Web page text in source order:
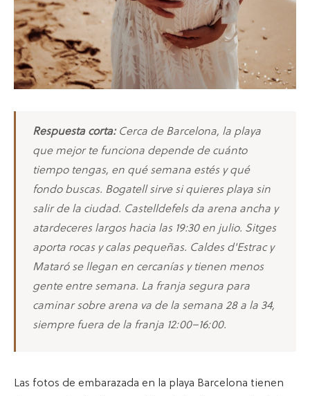
Respuesta corta:Cerca de Barcelona, la playa
que mejor te funciona depende de cuánto
tiempo tengas, en qué semana estés y qué
fondo buscas. Bogatell sirve si quieres playa sin
salir de la ciudad. Castelldefels da arena ancha y
atardeceres largos hacia las 19:30 en julio. Sitges
aporta rocas y calas pequeñas. Caldes d'Estrac y
Mataró se llegan en cercanías y tienen menos
gente entre semana. La franja segura para
caminar sobre arena va de la semana 28 a la 34,
siempre fuera de la franja 12:00–16:00.
Las fotos de embarazada en la playa Barcelona tienen